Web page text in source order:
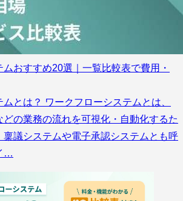
おすすめ20選｜一覧比較表で費用・
とは？ ワークフローシステムとは、
の業務の流れを可視化・自動化するた
稟議システムや電子承認システムとも呼
…